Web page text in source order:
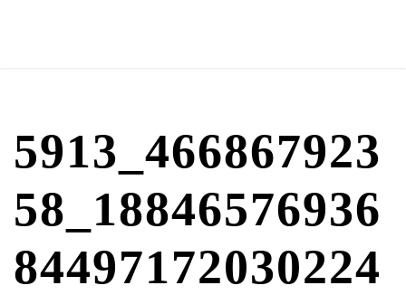
466867923_5913
18846576936_58
84497172030224